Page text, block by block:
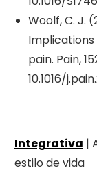
Woolf, C. J.
pain. Pain,
10.1016/
Integrativa |
estilo de vida